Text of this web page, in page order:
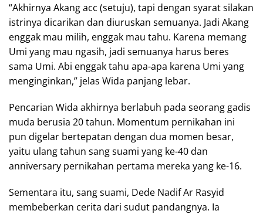
“Akhirnya Akang acc (setuju), tapi dengan syarat silakan
istrinya dicarikan dan diuruskan semuanya. Jadi Akang
enggak mau milih, enggak mau tahu. Karena memang
Umi yang mau ngasih, jadi semuanya harus beres
sama Umi. Abi enggak tahu apa-apa karena Umi yang
menginginkan,” jelas Wida panjang lebar.
Pencarian Wida akhirnya berlabuh pada seorang gadis
muda berusia 20 tahun. Momentum pernikahan ini
pun digelar bertepatan dengan dua momen besar,
yaitu ulang tahun sang suami yang ke-40 dan
anniversary pernikahan pertama mereka yang ke-16.
Sementara itu, sang suami, Dede Nadif Ar Rasyid
membeberkan cerita dari sudut pandangnya. Ia